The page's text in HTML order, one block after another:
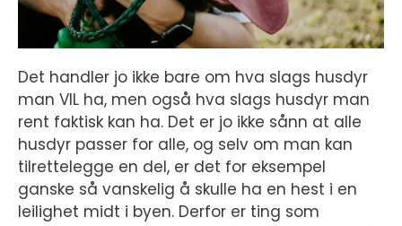
Det handler jo ikke bare om hva slags husdyr
man VIL ha, men også hva slags husdyr man
rent faktisk kan ha. Det er jo ikke sånn at alle
husdyr passer for alle, og selv om man kan
tilrettelegge en del, er det for eksempel
ganske så vanskelig å skulle ha en hest i en
leilighet midt i byen. Derfor er ting som